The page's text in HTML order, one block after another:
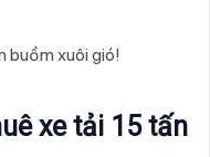
buồm xuôi gió!
xe tải 15 tấn